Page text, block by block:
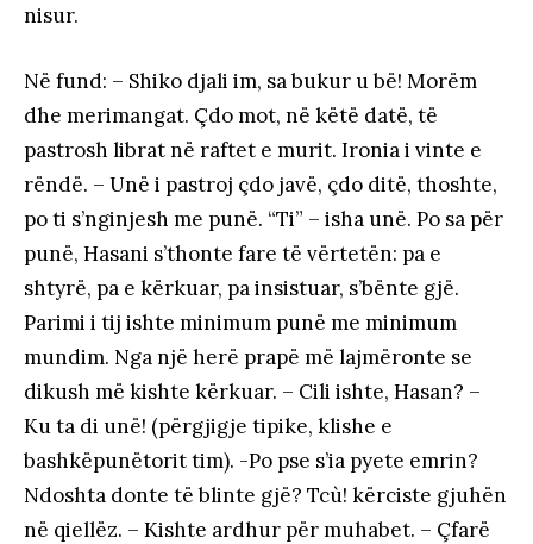
nisur.
Në fund: – Shiko djali im, sa bukur u bë! Morëm
dhe merimangat. Çdo mot, në këtë datë, të
pastrosh librat në raftet e murit. Ironia i vinte e
rëndë. – Unë i pastroj çdo javë, çdo ditë, thoshte,
po ti s’nginjesh me punë. “Ti” – isha unë. Po sa për
punë, Hasani s’thonte fare të vërtetën: pa e
shtyrë, pa e kërkuar, pa insistuar, s’bënte gjë.
Parimi i tij ishte minimum punë me minimum
mundim. Nga një herë prapë më lajmëronte se
dikush më kishte kërkuar. – Cili ishte, Hasan? –
Ku ta di unë! (përgjigje tipike, klishe e
bashkëpunëtorit tim). -Po pse s’ia pyete emrin?
Ndoshta donte të blinte gjë? Tcù! kërciste gjuhën
në qiellëz. – Kishte ardhur për muhabet. – Çfarë